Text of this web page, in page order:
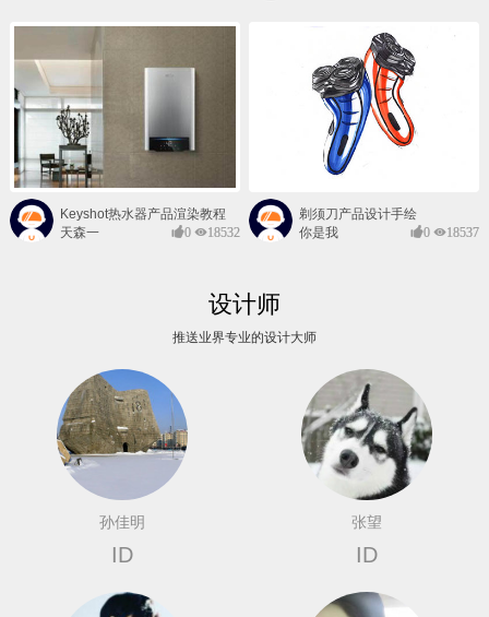
Keyshot热水器产品渲染教程
天森一
0 18532
剃须刀产品设计手绘
你是我
0 18537
设计师
推送业界专业的设计大师
孙佳明
ID
张望
ID